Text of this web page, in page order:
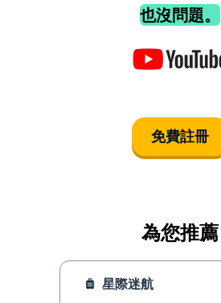
也沒問題。
免費註冊
為您推薦
星際迷航